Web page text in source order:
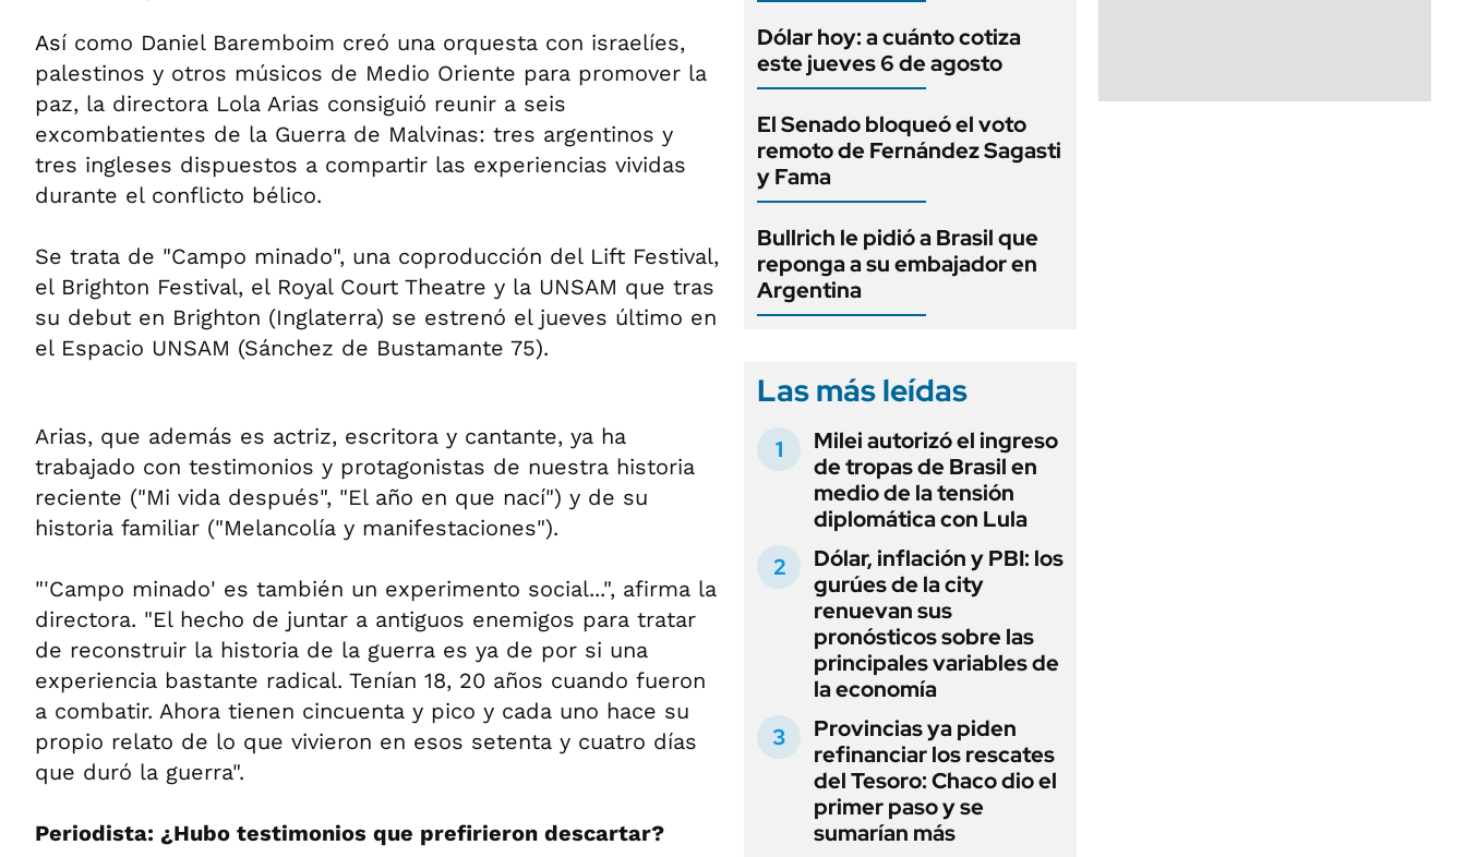
Así como Daniel Baremboim creó una orquesta con israelíes,
palestinos y otros músicos de Medio Oriente para promover la
paz, la directora Lola Arias consiguió reunir a seis
excombatientes de la Guerra de Malvinas: tres argentinos y
tres ingleses dispuestos a compartir las experiencias vividas
durante el conflicto bélico.
Se trata de "Campo minado", una coproducción del Lift Festival,
el Brighton Festival, el Royal Court Theatre y la UNSAM que tras
su debut en Brighton (Inglaterra) se estrenó el jueves último en
el Espacio UNSAM (Sánchez de Bustamante 75).
Arias, que además es actriz, escritora y cantante, ya ha
trabajado con testimonios y protagonistas de nuestra historia
reciente ("Mi vida después", "El año en que nací") y de su
historia familiar ("Melancolía y manifestaciones").
"'Campo minado' es también un experimento social...", afirma la
directora. "El hecho de juntar a antiguos enemigos para tratar
de reconstruir la historia de la guerra es ya de por si una
experiencia bastante radical. Tenían 18, 20 años cuando fueron
a combatir. Ahora tienen cincuenta y pico y cada uno hace su
propio relato de lo que vivieron en esos setenta y cuatro días
que duró la guerra".
Periodista: ¿Hubo testimonios que prefirieron descartar?
Dólar hoy: a cuánto cotiza
este jueves 6 de agosto
El Senado bloqueó el voto
remoto de Fernández Sagasti
y Fama
Bullrich le pidió a Brasil que
reponga a su embajador en
Argentina
Las más leídas
Milei autorizó el ingreso
de tropas de Brasil en
medio de la tensión
diplomática con Lula
Dólar, inflación y PBI: los
gurúes de la city
renuevan sus
pronósticos sobre las
principales variables de
la economía
Provincias ya piden
refinanciar los rescates
del Tesoro: Chaco dio el
primer paso y se
sumarían más